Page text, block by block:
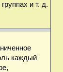
и т. д.
каждый